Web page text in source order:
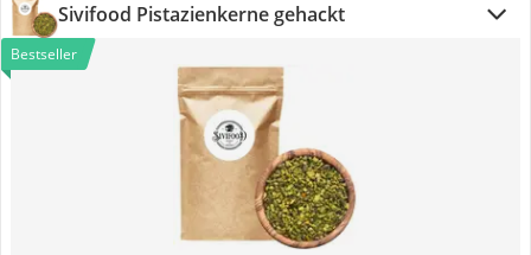
Sivifood Pistazienkerne gehackt
Bestseller